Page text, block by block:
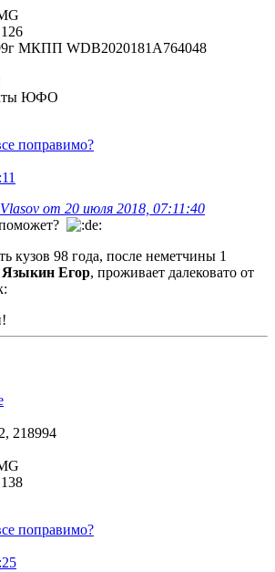
МКПП WDB2020181A764048
ЮФО
поправимо?
от 20 июля 2018, 07:11:40
кузов 98 года, после неметчины 1
Языкин Егор, проживает далековато от
218994
поправимо?